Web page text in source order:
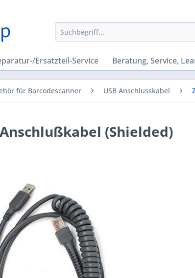
Ersatzteil-Service Beratung, Service,
für Barcodescanner USB Anschlusskabel
(Shielded)